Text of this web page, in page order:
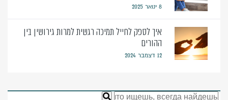
8 ינואר 2025
איך לספק לחייל תמיכה רגשית למרות גירושין בין
ההורים
12 דצמבר 2024